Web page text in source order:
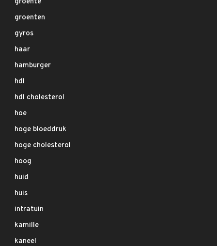
groenten
gyros
haar
hamburger
hdl
hdl cholesterol
hoe
hoge bloeddruk
hoge cholesterol
hoog
huid
huis
intratuin
kamille
kaneel